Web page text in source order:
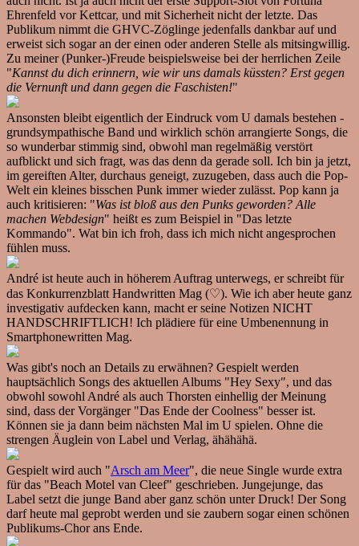
Ehrenfeld vor Kettcar, und mit Sicherheit nicht der letzte. Das
Publikum nimmt die GHVC-Zöglinge jedenfalls dankbar auf und
erweist sich sogar an der einen oder anderen Stelle als mitsingwillig.
Zu meiner (Punker-)Freude beispielsweise bei der herrlichen Zeile
"Kannst du dich erinnern, wie wir uns damals küssten? Erst gegen
die Vernunft und dann gegen die Faschisten!"
Ansonsten bleibt eigentlich der Eindruck vom U damals bestehen -
grundsympathische Band und wirklich schön arrangierte Songs, die
so wunderbar stimmig sind, obwohl man regelmäßig verstört
aufblickt und sich fragt, was das denn da gerade soll. Ich bin ja jetzt,
im gereiften Alter, durchaus geneigt, zuzugeben, dass auch die Pop-
Welt ein kleines bisschen Punk immer wieder zulässt. Pop kann ja
auch kritisieren: "Was ist bloß aus den Punks geworden? Alle
machen Webdesign" heißt es zum Beispiel in "Das letzte
Kommando". Wat bin ich froh, dass ich mich nicht angesprochen
fühlen muss.
André ist heute auch in höherem Auftrag unterwegs, er schreibt für
das Konkurrenzblatt Handwritten Mag (♡). Wie ich aber heute ganz
investigativ aufdecken kann, macht er seine Notizen NICHT
HANDSCHRIFTLICH! Ich plädiere für eine Umbenennung in
Smartphonewritten Mag.
Was gibt's noch an Details zu erwähnen? Gespielt werden
hauptsächlich Songs des aktuellen Albums "Hey Sexy", und das
obwohl sowohl André als auch Thorsten einhellig der Meinung
sind, dass der Vorgänger "Das Ende der Coolness" besser ist.
Können sie ja dann beim nächsten Mal im U spielen. Ohne die
strengen Äuglein von Label und Verlag, ähähähä.
Gespielt wird auch "Arsch am Meer", die neue Single wurde extra
für das "Beach Motel van Cleef" geschrieben. Jungejunge, das
Label setzt die junge Band aber ganz schön unter Druck! Der Song
darf heute mal geprobt werden und sie zaubern sogar einen schönen
Publikums-Chor ans Ende.